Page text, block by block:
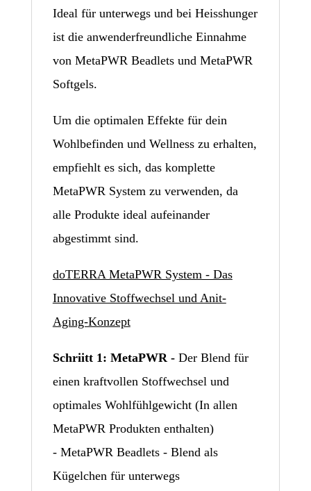
Ideal für unterwegs und bei Heisshunger
ist die anwenderfreundliche Einnahme
von MetaPWR Beadlets und MetaPWR
Softgels.
Um die optimalen Effekte für dein
Wohlbefinden und Wellness zu erhalten,
empfiehlt es sich, das komplette
MetaPWR System zu verwenden, da
alle Produkte ideal aufeinander
abgestimmt sind.
doTERRA MetaPWR System - Das
Innovative Stoffwechsel und Anit-
Aging-Konzept
Schriitt 1: MetaPWR -Der Blend für
einen kraftvollen Stoffwechsel und
optimales Wohlfühlgewicht (In allen
MetaPWR Produkten enthalten)
- MetaPWR Beadlets - Blend als
Kügelchen für unterwegs